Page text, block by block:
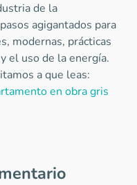
de la
agigantados para
modernas, prácticas
el uso de la energía.
a que leas:
en obra gris